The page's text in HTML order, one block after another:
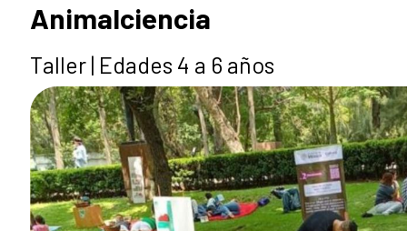
Animalciencia
Taller | Edades 4 a 6 años